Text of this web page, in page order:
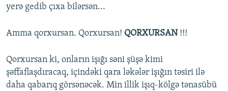
yerə gedib çıxa bilərsən...
Amma qorxursan. Qorxursan! QORXURSAN !!!
Qorxursan ki, onların işığı səni şüşə kimi
şəffaflaşdıracaq, içindəki qara ləkələr işığın təsiri ilə
daha qabarıq görsənəcək. Min illik işıq-kölgə tənasübü